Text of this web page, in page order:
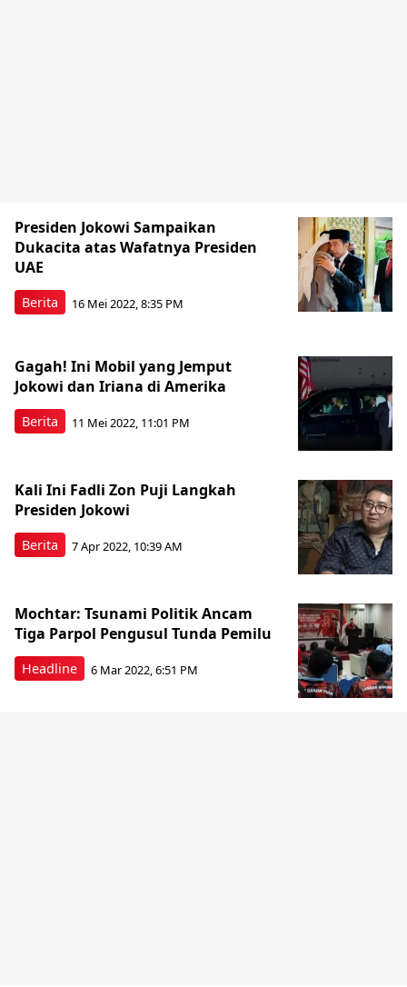
Berita
Presiden Jokowi Sampaikan
Dukacita atas Wafatnya Presiden
UAE
16 Mei 2022, 8:35 PM
Berita
Gagah! Ini Mobil yang Jemput
Jokowi dan Iriana di Amerika
11 Mei 2022, 11:01 PM
Berita
Kali Ini Fadli Zon Puji Langkah
Presiden Jokowi
7 Apr 2022, 10:39 AM
Headline
Mochtar: Tsunami Politik Ancam
Tiga Parpol Pengusul Tunda Pemilu
6 Mar 2022, 6:51 PM